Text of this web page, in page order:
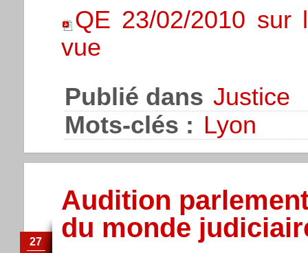
QE 23/02/2010
vue
Publié dans Justice
Mots-clés : Lyon
Audition
du monde
27